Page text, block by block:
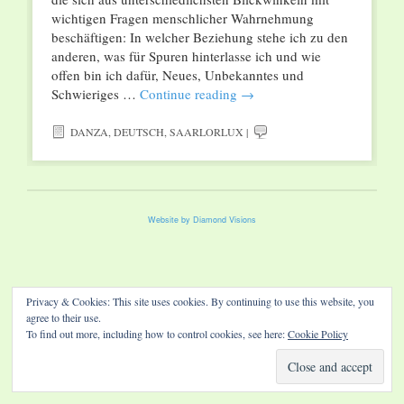
wichtigen Fragen menschlicher Wahrnehmung
beschäftigen: In welcher Beziehung stehe ich zu den
anderen, was für Spuren hinterlasse ich und wie
offen bin ich dafür, Neues, Unbekanntes und
Schwieriges … Continue reading →
DANZA,DEUTSCH,SAARLORLUX |
Website by Diamond Visions
Privacy & Cookies: This site uses cookies. By continuing to use this website, you
agree to their use.
To find out more, including how to control cookies, see here:Cookie Policy